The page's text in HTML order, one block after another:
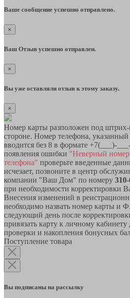
Ваше сообщение успешно отправлено.
×
Ваш Отзыв успешно отправлен.
×
Вы уже оставляли отзыв к этому заказу.
×
Номер карты разположен под штрих-
стороне. Номер телефона,
вводится без 8 в формате +7(___)-
появления ошибки "Неверный
телефона" проверьте введенные
исчезает, позвоните в центр
компании "Ваш Дом" по номеру
при необходимости корректировки
Внесения изменений в
необходимо назвать номер карты и
следующий день после
привязать карту к личному
проверки и накопления бонусных
Поступление товара
Вы подписаны на рассылку